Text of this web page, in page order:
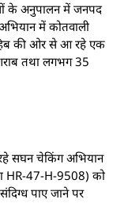
के अनुपालन में जनपद
में कोतवाली
की ओर से आ रहे एक
तथा लगभग 35
रहे सघन चेकिंग अभियान
HR-47-H-9508) को
पाए जाने पर